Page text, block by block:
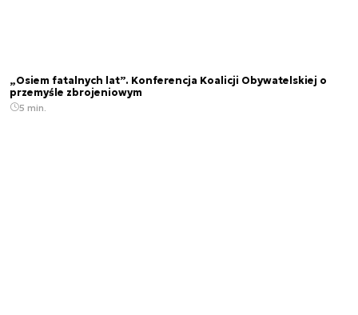
„Osiem fatalnych lat”. Konferencja Koalicji Obywatelskiej o
przemyśle zbrojeniowym
5 min.